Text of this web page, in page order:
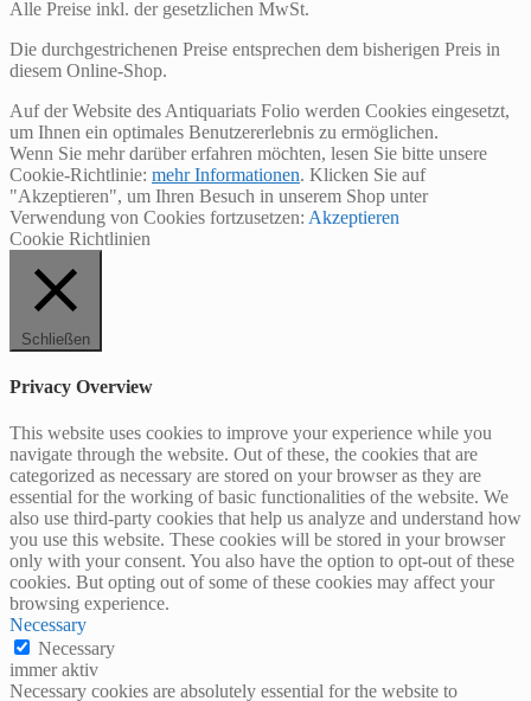
Alle Preise inkl. der gesetzlichen MwSt.
Die durchgestrichenen Preise entsprechen dem bisherigen Preis in
diesem Online-Shop.
Auf der Website des Antiquariats Folio werden Cookies eingesetzt,
um Ihnen ein optimales Benutzererlebnis zu ermöglichen.
Wenn Sie mehr darüber erfahren möchten, lesen Sie bitte unsere
Cookie-Richtlinie: mehr Informationen. Klicken Sie auf
"Akzeptieren", um Ihren Besuch in unserem Shop unter
Verwendung von Cookies fortzusetzen: Akzeptieren
Cookie Richtlinien
Schließen
Privacy Overview
This website uses cookies to improve your experience while you
navigate through the website. Out of these, the cookies that are
categorized as necessary are stored on your browser as they are
essential for the working of basic functionalities of the website. We
also use third-party cookies that help us analyze and understand how
you use this website. These cookies will be stored in your browser
only with your consent. You also have the option to opt-out of these
cookies. But opting out of some of these cookies may affect your
browsing experience.
Necessary
Necessary
immer aktiv
Necessary cookies are absolutely essential for the website to